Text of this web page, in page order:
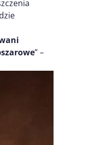
” –